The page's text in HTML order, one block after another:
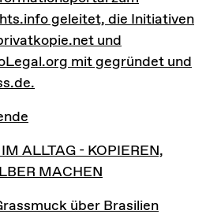
geleitet, die Initiativen
und
mit gegründet und
ALLTAG - KOPIEREN,
ALLTAG - KOPIEREN,
MACHEN
über Brasilien
über Brasilien